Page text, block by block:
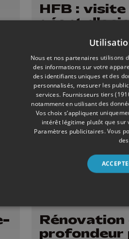
HFB : visite
géant
Rénovation
profondeur
Nous et nos partenaires utilisons
des informations sur votre
des identifiants uniques et des
personnalisés, mesurer les
services. Fournisseurs tiers
notamment en utilisant des
Vos choix s’appliquent
intérêt légitime plutôt que sur
Paramètres publicitaires. Vous